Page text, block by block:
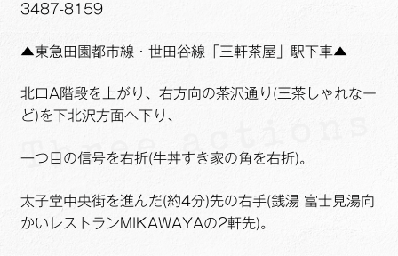
3487-8159
▲東急田園都市線・世田谷線「三軒茶屋」駅下車▲
北口A階段を上がり、右方向の茶沢通り(三茶しゃれなー
ど)を下北沢方面へ下り、
一つ目の信号を右折(牛丼すき家の角を右折)。
太子堂中央街を進んだ(約4分)先の右手(銭湯 富士見湯向
かいレストランMIKAWAYAの2軒先)。